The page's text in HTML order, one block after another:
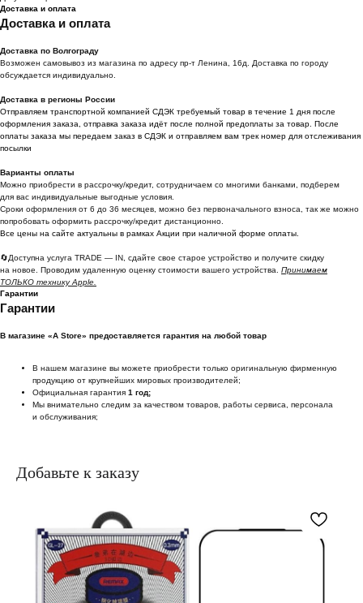
Доставка и оплата
Доставка и оплата
Доставка по Волгограду
Возможен самовывоз из магазина по адресу пр-т Ленина, 16д. Доставка по городу
обсуждается индивидуально.
Доставка в регионы России
Отправляем транспортной компанией СДЭК требуемый товар в течение 1 дня после
оформления заказа, отправка заказа идёт после полной предоплаты за товар. После
оплаты заказа мы передаем заказ в СДЭК и отправляем вам трек номер для отслеживания
посылки
Варианты оплаты
Можно приoбрести в рассрочку/кредит, сотрудничаем со многими банками, подберем
для вас индивидуальные выгодные условия.
Сроки оформления от 6 до 36 месяцев, можно без первоначального взноса, так же можно
попробовать оформить рассрочку/кредит дистанционно.
Все цены на сайте актуальны в рамках Акции при наличной форме оплаты.
🔄Доступна услуга TRADE — IN, сдайте свое старое устройство и получите скидку
на новое. Проводим удаленную оценку стоимости вашего устройства. Принимаем
ТОЛЬКО технику Apple.
Гарантии
Гарантии
В магазине «A Store» предоставляется гарантия на любой товар
В нашем магазине вы можете приобрести только оригинальную фирменную
продукцию от крупнейших мировых производителей;
Официальная гарантия 1 год;
Мы внимательно следим за качеством товаров, работы сервиса, персонала
и обслуживания;
Добавьте к заказу